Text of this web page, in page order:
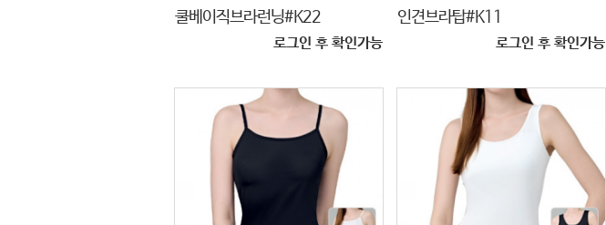
쿨베이직브라런닝#K22
로그인 후 확인가능
인견브라탑#K11
로그인 후 확인가능